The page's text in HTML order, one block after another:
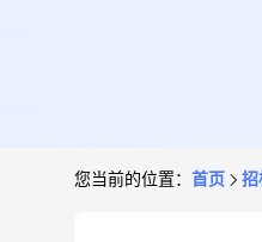
您当前的位置： 首页 招